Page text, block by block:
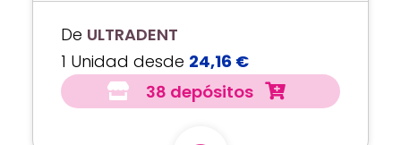
De ULTRADENT
1 Unidad desde 24,16 €
38 depósitos